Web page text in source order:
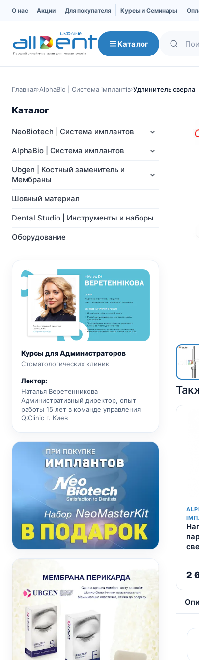
О нас Акции Для покупателя Курсы и Семинары
Каталог
имплантов
Про компанию
NeoBiotech
Ортопедия
Показать все
Ортопедия
Мульти-Юнит
Хирургические
Показать все
Главная›AlphaBio | Система імплантів›Удлинитель сверла
Каталог
NeoBiotech | Система имплантов
AlphaBio | Система имплантов
Ubgen | Костный заменитель и
Мембраны
Шовный материал
Dental Studio | Инструменты и наборы
Оборудование
Курсы для Администраторов
Стоматологических клиник
Лектор:
Наталья Веретенникова
Административный директор, опыт
работы 15 лет в команде управления
Q:Clinic г. Киев
2